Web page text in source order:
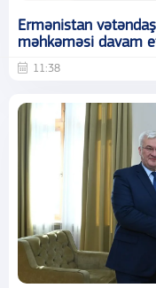
Ermənistan
məhkəməsi davam
11:38